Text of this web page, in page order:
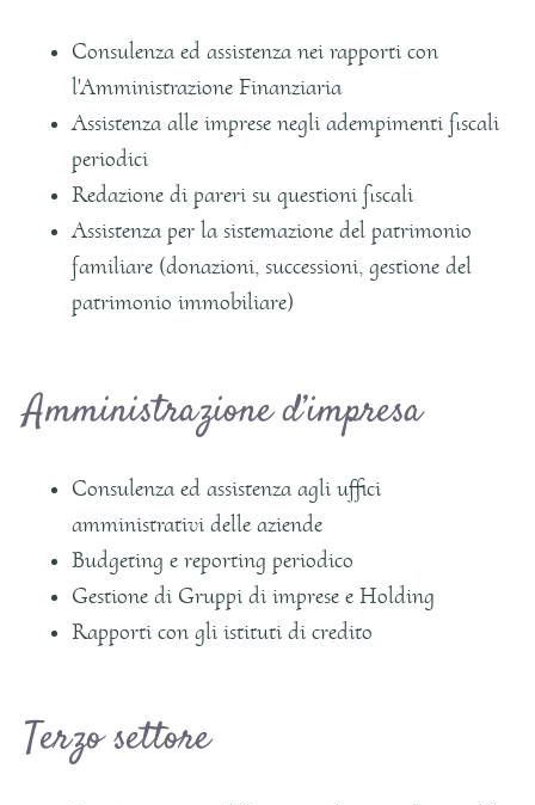
Consulenza ed assistenza nei rapporti con
l'Amministrazione Finanziaria
Assistenza alle imprese negli adempimenti fiscali
periodici
Redazione di pareri su questioni fiscali
Assistenza per la sistemazione del patrimonio
familiare (donazioni, successioni, gestione del
patrimonio immobiliare)
Amministrazione d’impresa
Consulenza ed assistenza agli uffici
amministrativi delle aziende
Budgeting e reporting periodico
Gestione di Gruppi di imprese e Holding
Rapporti con gli istituti di credito
Terzo settore